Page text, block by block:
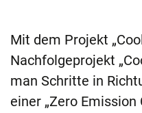
Mit dem Projekt
Nachfolgeprojekt
man Schritte in
einer „Zero